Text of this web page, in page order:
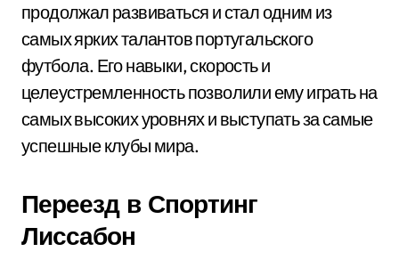
продолжал развиваться и стал одним из
самых ярких талантов португальского
футбола. Его навыки, скорость и
целеустремленность позволили ему играть на
самых высоких уровнях и выступать за самые
успешные клубы мира.
Переезд в Спортинг
Лиссабон